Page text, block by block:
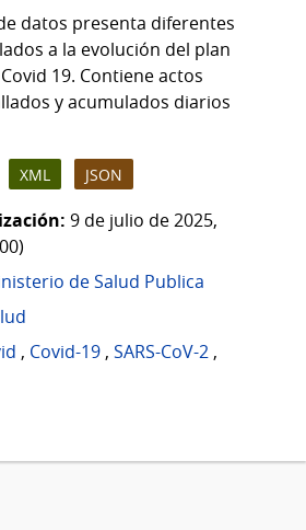
datos presenta diferentes
a la evolución del plan
19. Contiene actos
y acumulados diarios
XML JSON
9 de julio de 2025,
de Salud Publica
, Covid-19 , SARS-CoV-2 ,